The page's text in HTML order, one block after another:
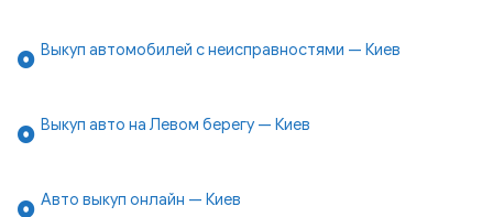
Выкуп автомобилей с неисправностями — Киев
Выкуп авто на Левом берегу — Киев
Авто выкуп онлайн — Киев